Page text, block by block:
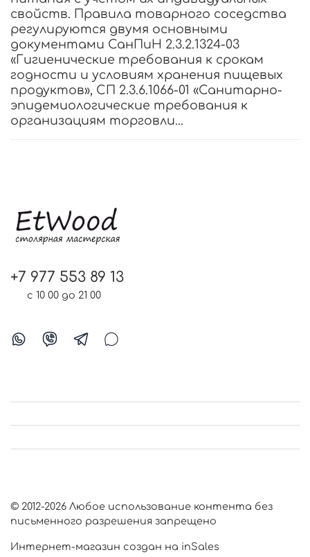
свойств. Правила товарного соседства
регулируются двумя основными
документами СанПиН 2.3.2.1324-03
«Гигиенические требования к срокам
годности и условиям хранения пищевых
продуктов», СП 2.3.6.1066-01 «Санитарно-
эпидемиологические требования к
организациям торговли...
+7 977 553 89 13
с 10 00 до 21 00
© 2012-2026 Любое использование контента без
письменного разрешения запрещено
Интернет-магазин создан на inSales